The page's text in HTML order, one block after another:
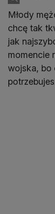
Młody
chcę tak
jak
momencie
wojska, bo